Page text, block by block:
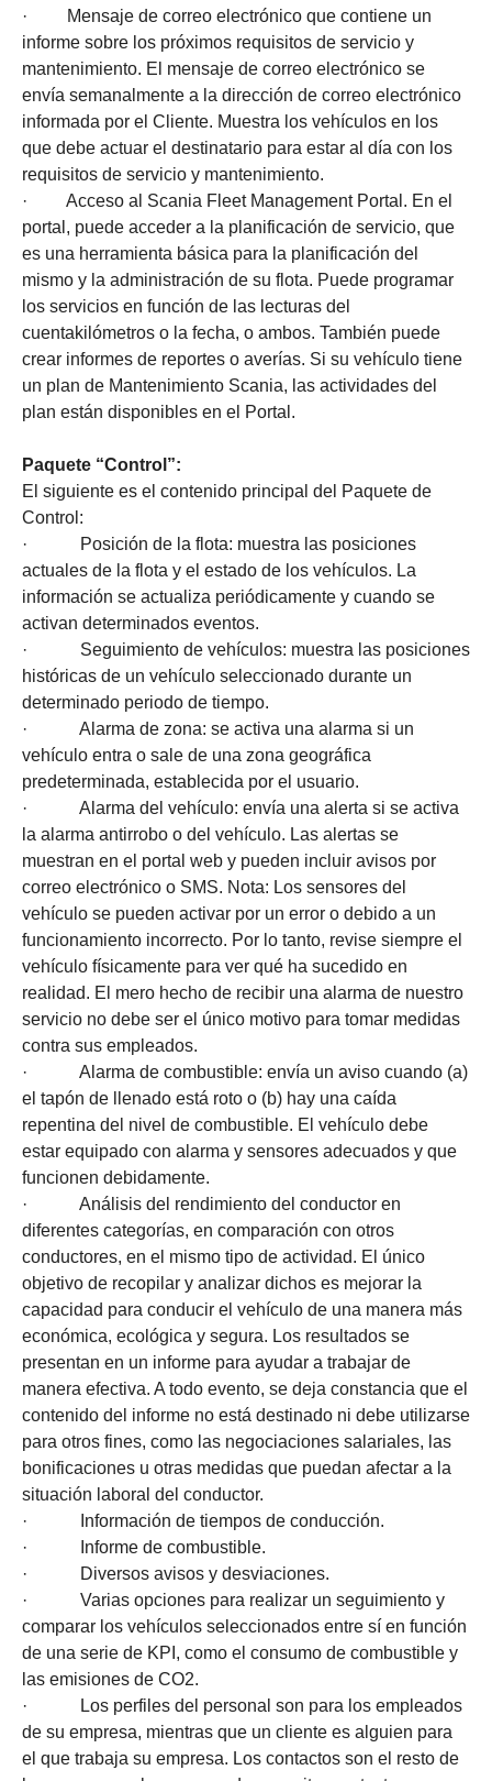
· Mensaje de correo electrónico que contiene un
informe sobre los próximos requisitos de servicio y
mantenimiento. El mensaje de correo electrónico se
envía semanalmente a la dirección de correo electrónico
informada por el Cliente. Muestra los vehículos en los
que debe actuar el destinatario para estar al día con los
requisitos de servicio y mantenimiento.
· Acceso al Scania Fleet Management Portal. En el
portal, puede acceder a la planificación de servicio, que
es una herramienta básica para la planificación del
mismo y la administración de su flota. Puede programar
los servicios en función de las lecturas del
cuentakilómetros o la fecha, o ambos. También puede
crear informes de reportes o averías. Si su vehículo tiene
un plan de Mantenimiento Scania, las actividades del
plan están disponibles en el Portal.
Paquete “Control”:
El siguiente es el contenido principal del Paquete de
Control:
· Posición de la flota: muestra las posiciones
actuales de la flota y el estado de los vehículos. La
información se actualiza periódicamente y cuando se
activan determinados eventos.
· Seguimiento de vehículos: muestra las posiciones
históricas de un vehículo seleccionado durante un
determinado periodo de tiempo.
· Alarma de zona: se activa una alarma si un
vehículo entra o sale de una zona geográfica
predeterminada, establecida por el usuario.
· Alarma del vehículo: envía una alerta si se activa
la alarma antirrobo o del vehículo. Las alertas se
muestran en el portal web y pueden incluir avisos por
correo electrónico o SMS. Nota: Los sensores del
vehículo se pueden activar por un error o debido a un
funcionamiento incorrecto. Por lo tanto, revise siempre el
vehículo físicamente para ver qué ha sucedido en
realidad. El mero hecho de recibir una alarma de nuestro
servicio no debe ser el único motivo para tomar medidas
contra sus empleados.
· Alarma de combustible: envía un aviso cuando (a)
el tapón de llenado está roto o (b) hay una caída
repentina del nivel de combustible. El vehículo debe
estar equipado con alarma y sensores adecuados y que
funcionen debidamente.
· Análisis del rendimiento del conductor en
diferentes categorías, en comparación con otros
conductores, en el mismo tipo de actividad. El único
objetivo de recopilar y analizar dichos es mejorar la
capacidad para conducir el vehículo de una manera más
económica, ecológica y segura. Los resultados se
presentan en un informe para ayudar a trabajar de
manera efectiva. A todo evento, se deja constancia que el
contenido del informe no está destinado ni debe utilizarse
para otros fines, como las negociaciones salariales, las
bonificaciones u otras medidas que puedan afectar a la
situación laboral del conductor.
· Información de tiempos de conducción.
· Informe de combustible.
· Diversos avisos y desviaciones.
· Varias opciones para realizar un seguimiento y
comparar los vehículos seleccionados entre sí en función
de una serie de KPI, como el consumo de combustible y
las emisiones de CO2.
· Los perfiles del personal son para los empleados
de su empresa, mientras que un cliente es alguien para
el que trabaja su empresa. Los contactos son el resto de